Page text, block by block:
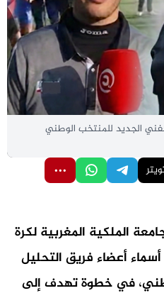
الجديد للمنتخب الوطني
الملكية المغربية لكرة
أعضاء فريق التحليل
في خطوة تهدف إلى